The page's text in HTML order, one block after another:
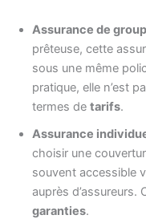
Assurance de
prêteuse, cette
sous une même
pratique, elle n’est
termes de tarifs.
Assurance
choisir une
souvent accessible
auprès d’assureurs.
garanties.